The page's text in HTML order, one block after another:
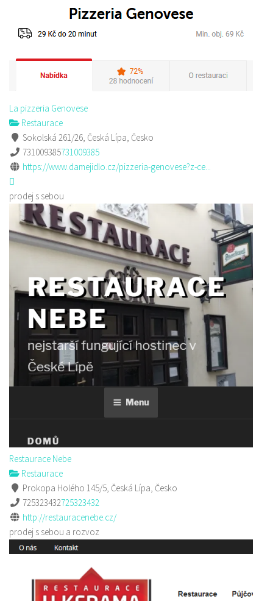
La pizzeria Genovese
Restaurace
Sokolská 261/26, Česká Lípa, Česko
731009385731009385
https://www.damejidlo.cz/pizzeria-genovese?z-ce...
prodej s sebou
Restaurace Nebe
Restaurace
Prokopa Holého 145/5, Česká Lípa, Česko
725323432725323432
http://restauracenebe.cz/
prodej s sebou a rozvoz